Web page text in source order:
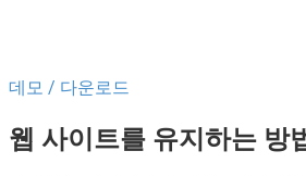
데모 / 다운로드
웹 사이트를 유지하는 방